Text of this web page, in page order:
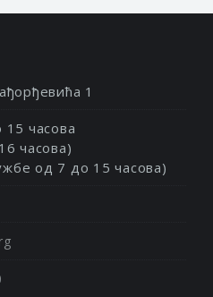
1
часова
часова)
од 7 до 15 часова)